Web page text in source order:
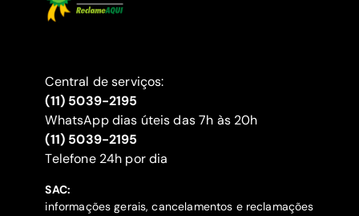
Central de serviços:
(11) 5039-2195
WhatsApp dias úteis das 7h às 20h
(11) 5039-2195
‍Telefone 24h por dia
SAC:
informações gerais, cancelamentos e reclamações